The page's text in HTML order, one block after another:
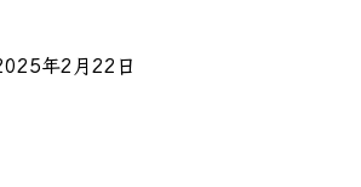
年2月22日